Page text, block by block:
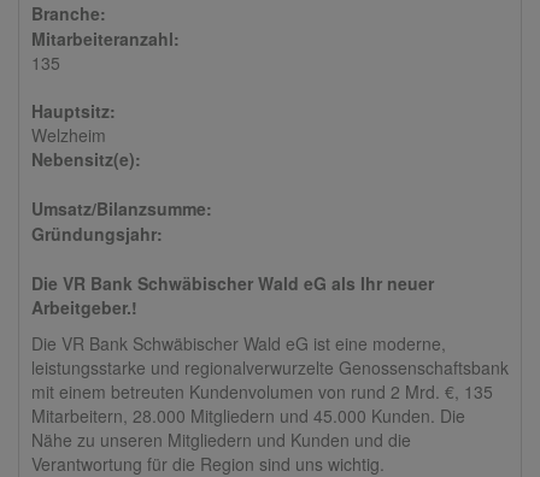
Branche:
Mitarbeiteranzahl:
135
Hauptsitz:
Welzheim
Nebensitz(e):
Umsatz/Bilanzsumme:
Gründungsjahr:
Die VR Bank Schwäbischer Wald eG als Ihr neuer
Arbeitgeber.!
Die VR Bank Schwäbischer Wald eG ist eine moderne,
leistungsstarke und regionalverwurzelte Genossenschaftsbank
mit einem betreuten Kundenvolumen von rund 2 Mrd. €, 135
Mitarbeitern, 28.000 Mitgliedern und 45.000 Kunden. Die
Nähe zu unseren Mitgliedern und Kunden und die
Verantwortung für die Region sind uns wichtig.